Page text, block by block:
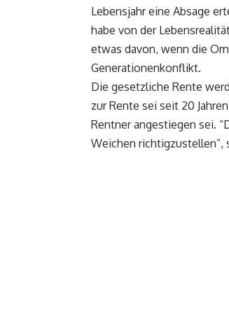
Lebensjahr eine Absage
habe von der
etwas davon, wenn die
Generationenkonflikt.
Die gesetzliche Rente
zur Rente sei seit 20
Rentner angestiegen sei.
Weichen richtigzustellen”,